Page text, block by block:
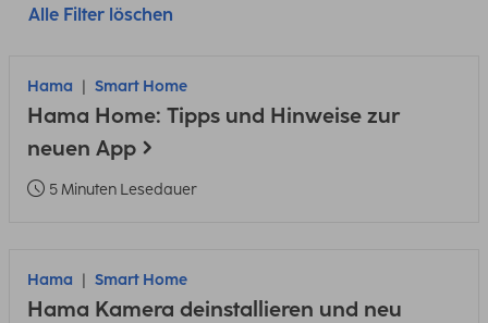
Alle Filter löschen
Hama Smart Home
Hama Home: Tipps und Hinweise zur
neuen App
5 Minuten Lesedauer
Hama Smart Home
Hama Kamera deinstallieren und neu